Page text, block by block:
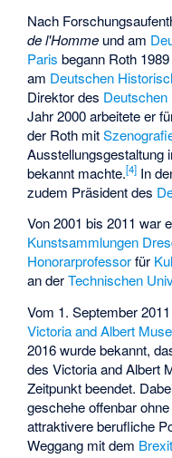
Nach
de l'Homme und am
Paris begann Roth
am Deutschen
Direktor des
Jahr 2000 arbeitete er
der Roth mit
Ausstellungsgestaltung
bekannt machte.[4] In
zudem Präsident des
Von 2001 bis 2011 war
Kunstsammlungen
Honorarprofessorfür
an derTechnischen
Vom 1. September
Victoria and Albert
2016 wurde bekannt,
des Victoria and Albert
Zeitpunkt beendet.
geschehe offenbar
attraktivere berufliche
Weggang mit dem Brexit